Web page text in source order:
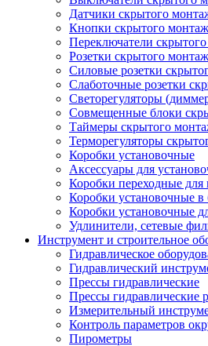
Датчики скрытого
Кнопки скрытого
Переключатели
Розетки скрытого
Силовые розетки
Слаботочные розетки
Светорегуляторы
Совмещенные блоки
Таймеры скрытого
Терморегуляторы
Коробки установочные
Аксессуары для
Коробки переходные
Коробки установочные
Коробки установочные
Удлинители, сетевые
Инструмент и строительное
Гидравлическое
Гидравлический
Прессы гидравлические
Прессы гидравлические
Измерительный
Контроль параметров
Пирометры